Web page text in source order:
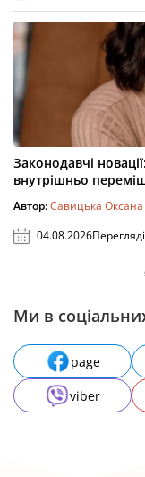
Законодавчі
внутрішньо
Автор:Савицька
04.08.2026
Ми в
page
viber